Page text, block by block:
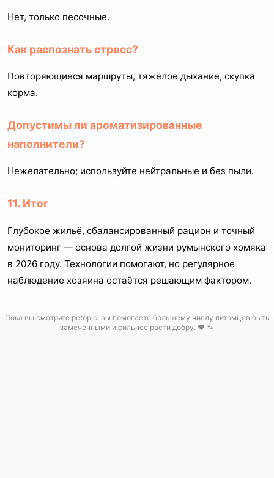
Нет, только песочные.
Как распознать стресс?
Повторяющиеся маршруты, тяжёлое дыхание, скупка
корма.
Допустимы ли ароматизированные
наполнители?
Нежелательно; используйте нейтральные и без пыли.
11. Итог
Глубокое жильё, сбалансированный рацион и точный
мониторинг — основа долгой жизни румынского хомяка
в 2026 году. Технологии помогают, но регулярное
наблюдение хозяина остаётся решающим фактором.
Пока вы смотрите petopic, вы помогаете большему числу питомцев быть
замеченными и сильнее расти добру. ❤️ 🐾